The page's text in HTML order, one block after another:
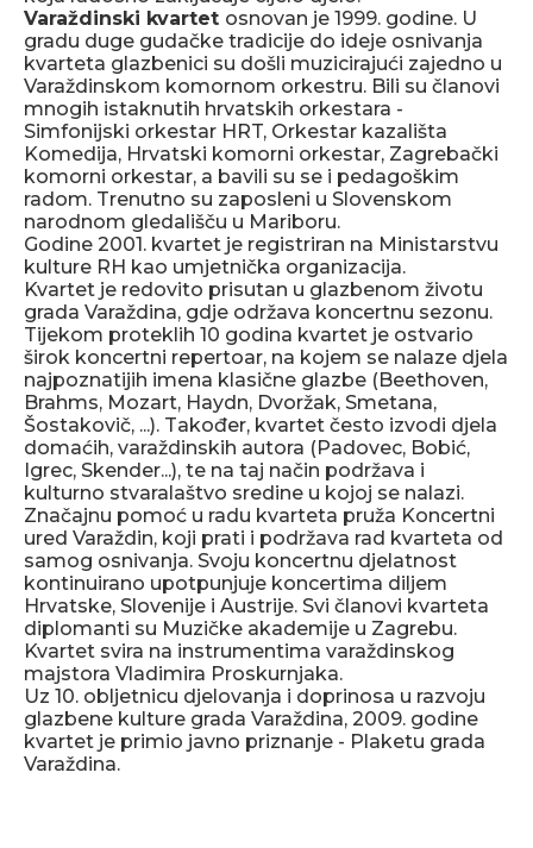
Varaždinski kvartet osnovan je 1999. godine. U
gradu duge gudačke tradicije do ideje osnivanja
kvarteta glazbenici su došli muzicirajući zajedno u
Varaždinskom komornom orkestru. Bili su članovi
mnogih istaknutih hrvatskih orkestara -
Simfonijski orkestar HRT, Orkestar kazališta
Komedija, Hrvatski komorni orkestar, Zagrebački
komorni orkestar, a bavili su se i pedagoškim
radom. Trenutno su zaposleni u Slovenskom
narodnom gledališču u Mariboru.
Godine 2001. kvartet je registriran na Ministarstvu
kulture RH kao umjetnička organizacija.
Kvartet je redovito prisutan u glazbenom životu
grada Varaždina, gdje održava koncertnu sezonu.
Tijekom proteklih 10 godina kvartet je ostvario
širok koncertni repertoar, na kojem se nalaze djela
najpoznatijih imena klasične glazbe (Beethoven,
Brahms, Mozart, Haydn, Dvoržak, Smetana,
Šostakovič, ...). Također, kvartet često izvodi djela
domaćih, varaždinskih autora (Padovec, Bobić,
Igrec, Skender...), te na taj način podržava i
kulturno stvaralaštvo sredine u kojoj se nalazi.
Značajnu pomoć u radu kvarteta pruža Koncertni
ured Varaždin, koji prati i podržava rad kvarteta od
samog osnivanja. Svoju koncertnu djelatnost
kontinuirano upotpunjuje koncertima diljem
Hrvatske, Slovenije i Austrije. Svi članovi kvarteta
diplomanti su Muzičke akademije u Zagrebu.
Kvartet svira na instrumentima varaždinskog
majstora Vladimira Proskurnjaka.
Uz 10. obljetnicu djelovanja i doprinosa u razvoju
glazbene kulture grada Varaždina, 2009. godine
kvartet je primio javno priznanje - Plaketu grada
Varaždina.